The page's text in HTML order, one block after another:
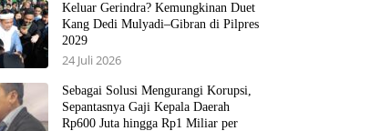
Keluar Gerindra? Kemungkinan Duet
Kang Dedi Mulyadi–Gibran di Pilpres
2029
24 Juli 2026
Sebagai Solusi Mengurangi Korupsi,
Sepantasnya Gaji Kepala Daerah
Rp600 Juta hingga Rp1 Miliar per